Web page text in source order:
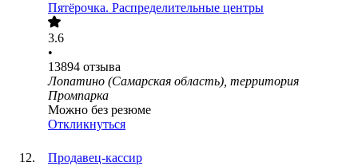
Пятёрочка. Распределительные центры
3.6
•
13894 отзыва
Лопатино (Самарская область), территория
Промпарка
Можно без резюме
Откликнуться
Продавец-кассир